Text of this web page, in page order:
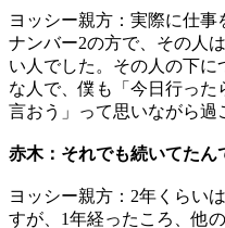
ヨッシー親方：実際に仕
ナンバー2の方で、その人
い人でした。その人の下に
な人で、僕も「今日行っ
言おう」って思いながら過
赤木：それでも続いてたん
ヨッシー親方：2年くらい
すが、1年経ったころ、他